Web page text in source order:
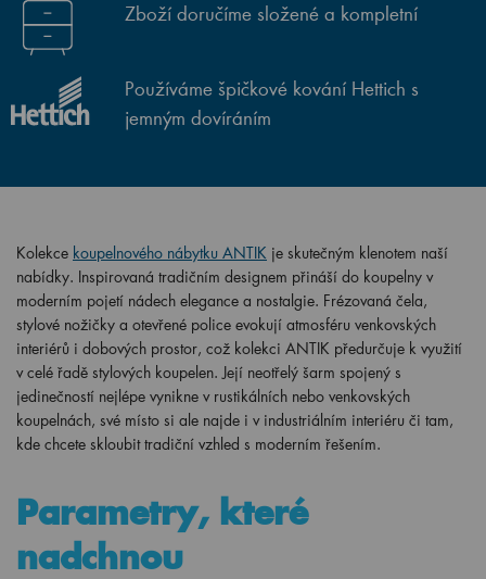
Zboží doručíme složené a kompletní
Používáme špičkové kování Hettich s
jemným dovíráním
Kolekce koupelnového nábytku ANTIK je skutečným klenotem naší
nabídky. Inspirovaná tradičním designem přináší do koupelny v
moderním pojetí nádech elegance a nostalgie. Frézovaná čela,
stylové nožičky a otevřené police evokují atmosféru venkovských
interiérů i dobových prostor, což kolekci ANTIK předurčuje k využití
v celé řadě stylových koupelen. Její neotřelý šarm spojený s
jedinečností nejlépe vynikne v rustikálních nebo venkovských
koupelnách, své místo si ale najde i v industriálním interiéru či tam,
kde chcete skloubit tradiční vzhled s moderním řešením.
Parametry, které
nadchnou